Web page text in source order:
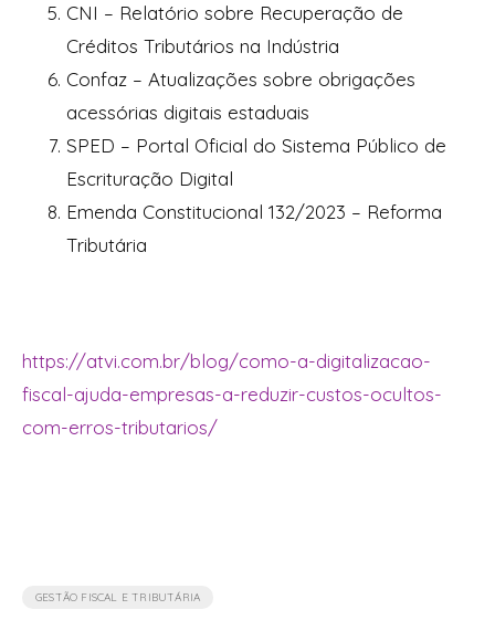
CNI – Relatório sobre Recuperação de
Créditos Tributários na Indústria
Confaz – Atualizações sobre obrigações
acessórias digitais estaduais
SPED – Portal Oficial do Sistema Público de
Escrituração Digital
Emenda Constitucional 132/2023 – Reforma
Tributária
https://atvi.com.br/blog/como-a-digitalizacao-
fiscal-ajuda-empresas-a-reduzir-custos-ocultos-
com-erros-tributarios/
GESTÃO FISCAL E TRIBUTÁRIA